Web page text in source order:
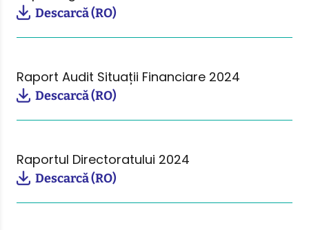
Descarcă (RO)
Raport Audit Situații Financiare 2024
Descarcă (RO)
Raportul Directoratului 2024
Descarcă (RO)